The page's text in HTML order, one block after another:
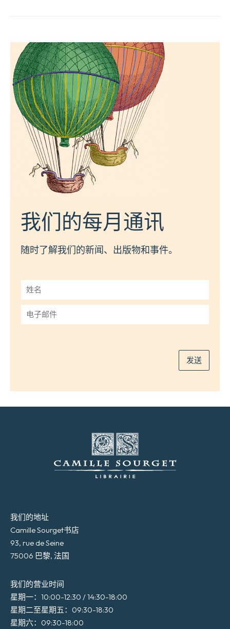
我们的每月通讯
随时了解我们的新闻、出版物和事件。
姓
名
*
子
发送
我们的地址
Camille Sourget书店
93, rue de Seine
75006 巴黎, 法国
我们的营业时间
星期一：10:00-12:30 / 14:30-18:00
星期二至星期五：09:30-18:30
星期六：09:30-18:00